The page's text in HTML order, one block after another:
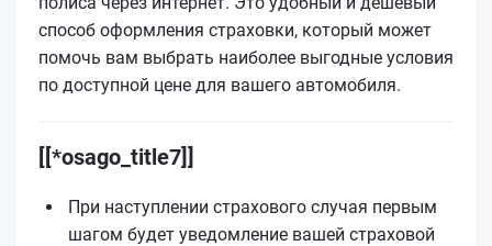
способ оформления страховки, который может
помочь вам выбрать наиболее выгодные условия
по доступной цене для вашего автомобиля.
[[*osago_title7]]
При наступлении страхового случая первым
шагом будет уведомление вашей страховой